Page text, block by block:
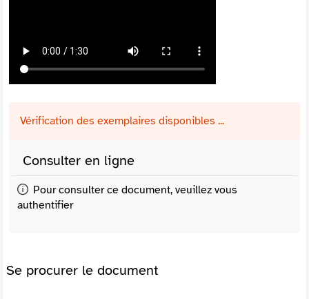
Vérification des exemplaires disponibles ...
Consulter en ligne
Pour consulter ce document, veuillez vous
authentifier
Se procurer le document